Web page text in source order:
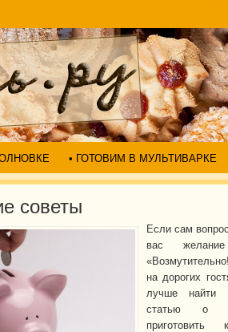
• ГОТОВИМ В МУЛЬТИВАРКЕ
советы
Если сам
вас желание
на дорогих
лучше найти
статью о
приготовить